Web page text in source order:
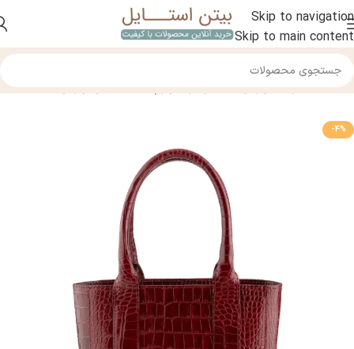
Skip to navigation
Skip to main content
خانه/محصولات چرمی/کیف و کوله چرم/کیف دستی چرمی
-4%